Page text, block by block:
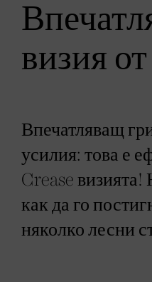
визия
Впечатляващ
усилия: това е
Crease
как да го
няколко лесни